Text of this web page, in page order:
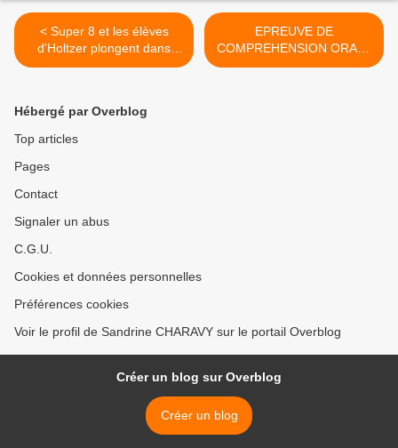
< Super 8 et les élèves
d'Holtzer plongent dans
l'univers du film noir.
EPREUVE DE
COMPREHENSION ORALE
2019 >
Hébergé par Overblog
Top articles
Pages
Contact
Signaler un abus
C.G.U.
Cookies et données personnelles
Préférences cookies
Voir le profil de Sandrine CHARAVY sur le portail Overblog
Créer un blog sur Overblog
Créer un blog